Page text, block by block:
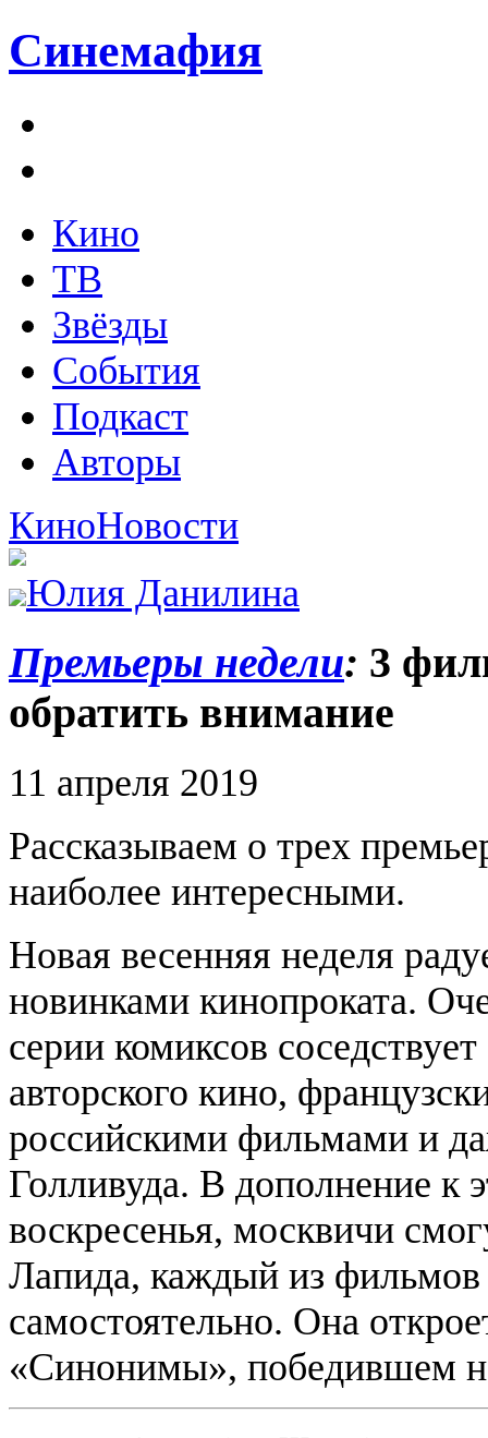
Синемафия
Кино
ТВ
Звёзды
События
Подкаст
Авторы
КиноНовости
Юлия Данилина
Премьеры недели: 3
обратить внимание
11 апреля 2019
Рассказываем о трех
наиболее интересными.
Новая весенняя неделя
новинками кинопроката.
серии комиксов
авторского кино,
российскими фильмами и
Голливуда. В дополнение к
воскресенья, москвичи
Лапида, каждый из фильмов
самостоятельно. Она
«Синонимы», победившем